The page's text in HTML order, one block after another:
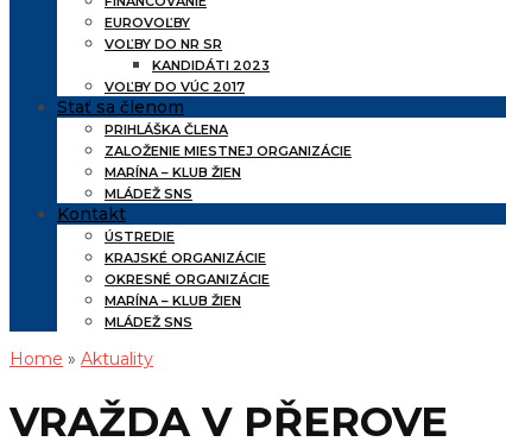
EUROVOĽBY
VOĽBY DO NR SR
KANDIDÁTI 2023
VOĽBY DO VÚC 2017
Stať sa členom
PRIHLÁŠKA ČLENA
ZALOŽENIE MIESTNEJ ORGANIZÁCIE
MARÍNA – KLUB ŽIEN
MLÁDEŽ SNS
Kontakt
ÚSTREDIE
KRAJSKÉ ORGANIZÁCIE
OKRESNÉ ORGANIZÁCIE
MARÍNA – KLUB ŽIEN
MLÁDEŽ SNS
Home » Aktuality
VRAŽDA V PŘEROVE